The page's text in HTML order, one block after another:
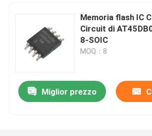
Prodotti
Memoria flash IC
Circuit di
8-SOIC
MOQ：8
Miglior prezzo